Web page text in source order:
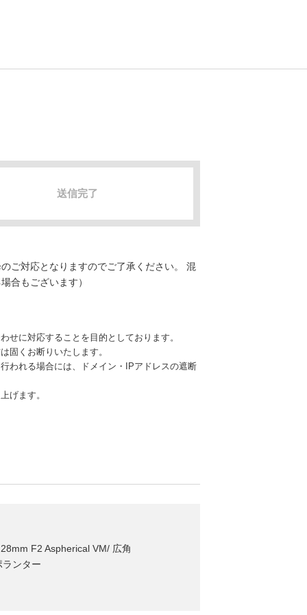
送信完了
ご対応となりますのでご了承ください。 混
合もございます）
せに対応することを目的としております。
固くお断りいたします。
われる場合には、ドメイン・IPアドレスの遮断
げます。
F2 Aspherical VM/ 広角
ンター